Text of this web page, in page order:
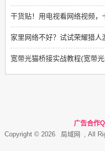
干货贴！用电视看网络视频，
家里网络不好？试试荣耀猎
宽带光猫桥接实战教程(宽带
广告合作
Copyright © 2026
局域网 , All